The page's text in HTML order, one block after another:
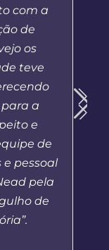
com a
de
os
teve
a
e
de
e pessoal
pela
de